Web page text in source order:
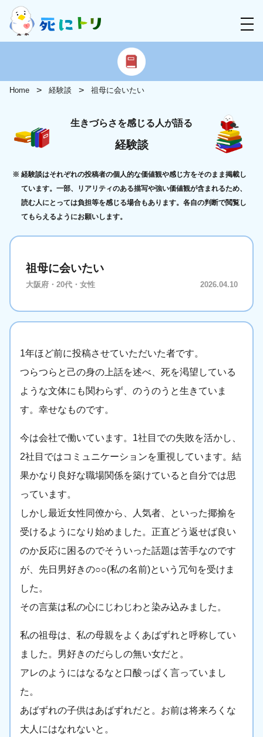
Home 経験談 祖母に会いたい
生きづらさを感じる人が語る
経験談
経験談はそれぞれの投稿者の個人的な価値観や感じ方をそのまま掲載し
ています。一部、リアリティのある描写や強い価値観が含まれるため、
読む人にとっては負担等を感じる場合もあります。各自の判断で閲覧し
てもらえるようにお願いします。
祖母に会いたい
大阪府・20代・女性 2026.04.10
1年ほど前に投稿させていただいた者です。
つらつらと己の身の上話を述べ、死を渇望している
ような文体にも関わらず、のうのうと生きていま
す。幸せなものです。
今は会社で働いています。1社目での失敗を活かし、
2社目ではコミュニケーションを重視しています。結
果かなり良好な職場関係を築けていると自分では思
っています。
しかし最近女性同僚から、人気者、といった揶揄を
受けるようになり始めました。正直どう返せば良い
のか反応に困るのでそういった話題は苦手なのです
が、先日男好きの○○(私の名前)という冗句を受けま
した。
その言葉は私の心にじわじわと染み込みました。
私の祖母は、私の母親をよくあばずれと呼称してい
ました。男好きのだらしの無い女だと。
アレのようにはなるなと口酸っぱく言っていまし
た。
あばずれの子供はあばずれだと。お前は将来ろくな
大人にはなれないと。